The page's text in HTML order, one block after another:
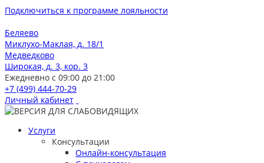
Подключиться к программе лояльности
Беляево
Миклухо-Маклая, д. 18/1
Медведково
Широкая, д. 3, кор. 3
Ежедневно с 09:00 до 21:00
+7 (499) 444-70-29
Личный кабинет
Услуги
Консультации
Онлайн-консультация